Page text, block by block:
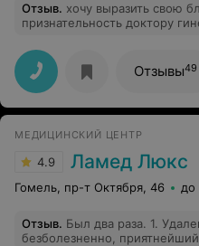
Отзыв. хочу выразить свою
признательность доктору
заботу,профессионализм,
отношение. Спасибо
благополучия!!!!
Отзывы49
МЕДИЦИНСКИЙ ЦЕНТР
4.9 Ламед Люкс
Гомель, пр-т Октября, 46 до
Отзыв. Был два раза. 1.
безболезненно,